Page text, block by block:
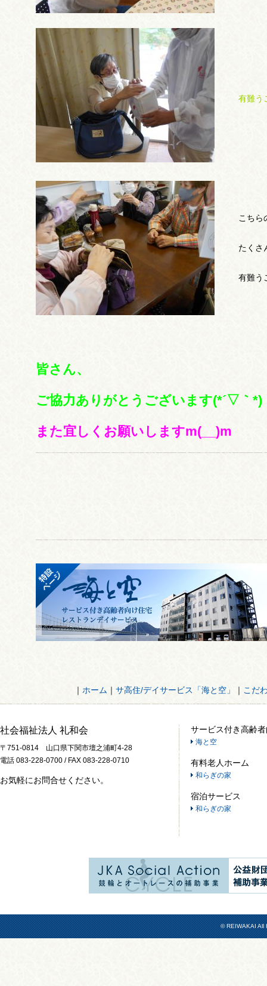
有難う
こちら
たくさ
有難う
皆さん、
ご協力ありがとうございます(*´▽｀*)
また宜しくお願いしますm(__)m
｜ ホーム ｜ サ高住/デイサービス「海と空」 ｜ こだ
社会福祉法人 礼和会
〒751-0814 山口県下関市壇之浦町4-28
電話 083-228-0700 / FAX 083-228-0710
お気軽にお問合せください。
サービス付き高齢
海と空
有料老人ホーム
和らぎの家
宿泊サービス
和らぎの家
© REIWAKAI All